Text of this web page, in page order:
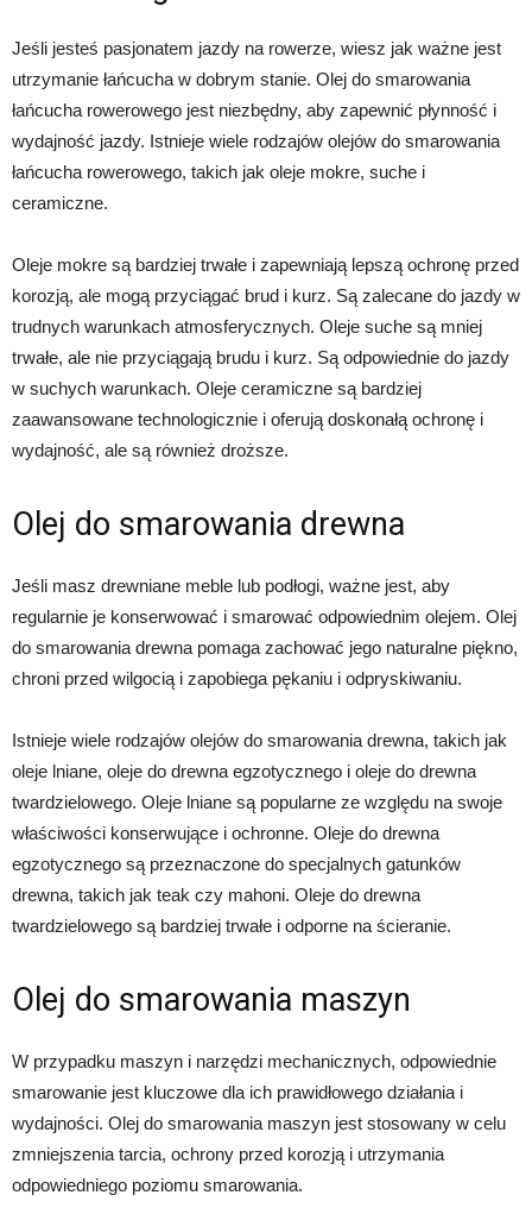
Jeśli jesteś pasjonatem jazdy na rowerze, wiesz jak ważne jest
utrzymanie łańcucha w dobrym stanie. Olej do smarowania
łańcucha rowerowego jest niezbędny, aby zapewnić płynność i
wydajność jazdy. Istnieje wiele rodzajów olejów do smarowania
łańcucha rowerowego, takich jak oleje mokre, suche i
ceramiczne.
Oleje mokre są bardziej trwałe i zapewniają lepszą ochronę przed
korozją, ale mogą przyciągać brud i kurz. Są zalecane do jazdy w
trudnych warunkach atmosferycznych. Oleje suche są mniej
trwałe, ale nie przyciągają brudu i kurz. Są odpowiednie do jazdy
w suchych warunkach. Oleje ceramiczne są bardziej
zaawansowane technologicznie i oferują doskonałą ochronę i
wydajność, ale są również droższe.
Olej do smarowania drewna
Jeśli masz drewniane meble lub podłogi, ważne jest, aby
regularnie je konserwować i smarować odpowiednim olejem. Olej
do smarowania drewna pomaga zachować jego naturalne piękno,
chroni przed wilgocią i zapobiega pękaniu i odpryskiwaniu.
Istnieje wiele rodzajów olejów do smarowania drewna, takich jak
oleje lniane, oleje do drewna egzotycznego i oleje do drewna
twardzielowego. Oleje lniane są popularne ze względu na swoje
właściwości konserwujące i ochronne. Oleje do drewna
egzotycznego są przeznaczone do specjalnych gatunków
drewna, takich jak teak czy mahoni. Oleje do drewna
twardzielowego są bardziej trwałe i odporne na ścieranie.
Olej do smarowania maszyn
W przypadku maszyn i narzędzi mechanicznych, odpowiednie
smarowanie jest kluczowe dla ich prawidłowego działania i
wydajności. Olej do smarowania maszyn jest stosowany w celu
zmniejszenia tarcia, ochrony przed korozją i utrzymania
odpowiedniego poziomu smarowania.